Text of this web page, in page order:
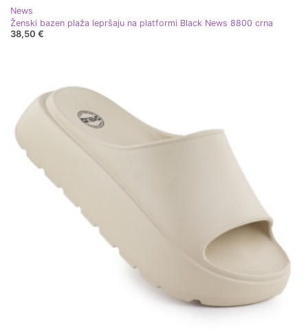
News
Ženski bazen plaža lepršaju na platformi Black News 8800 crna
38,50 €